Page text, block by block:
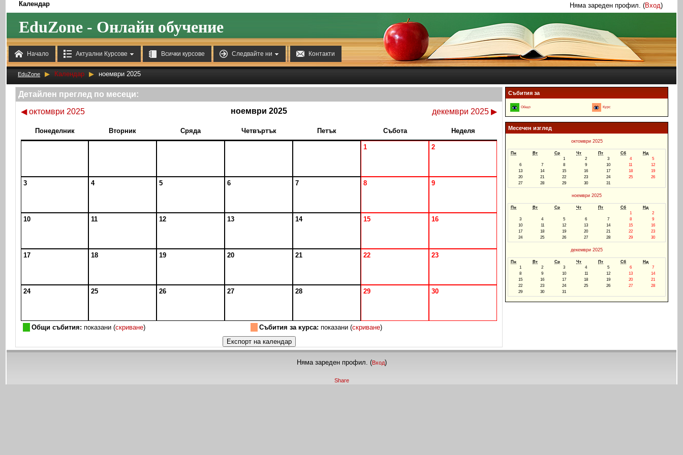
 Начало  Актуални Курсове  Всички курсове  Следвайте ни  Контакти
Календар Няма зареден профил. (Вход)
EduZone - Онлайн обучение
EduZone ▶ Календар ▶ ноември 2025
Детайлен преглед по месеци:
◀октомври 2025 ноември 2025 декември 2025 ▶
Понеделник Вторник Сряда Четвъртък Петък Събота Неделя
1 2
3 4 5 6 7 8 9
10 11 12 13 14 15 16
17 18 19 20 21 22 23
24 25 26 27 28 29 30
Общи събития: показани (скриване) Събития за курса: показани (скриване)
Събития за
Общо Курс
Месечен изглед
октомври 2025
Пн Вт Ср Чт Пт Сб
Нд
1
2 3 4
5
6
7 8 9 10 11
12
13
14 15 16 17 18
19
20
21 22 23 24 25
26
27
28 29 30 31
ноември 2025
Пн Вт Ср Чт Пт Сб
Нд
1
2
3
4 5 6 7 8
9
10
11 12 13 14 15
16
17
18 19 20 21 22
23
24
25 26 27 28 29 30
декември 2025
Пн Вт Ср Чт Пт Сб
Нд
1
2 3 4 5 6
7
8
9 10 11 12 13
14
15
16 17 18 19 20
21
22
23 24 25 26 27
28
29
30 31
Няма зареден профил. (Вход)
Share